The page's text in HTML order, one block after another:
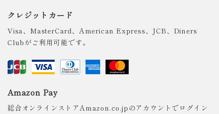
クレジットカード
Visa、MasterCard、American Express、JCB、Diners
Clubがご利用可能です。
Amazon Pay
総合オンラインストアAmazon.co.jpのアカウントでログイン